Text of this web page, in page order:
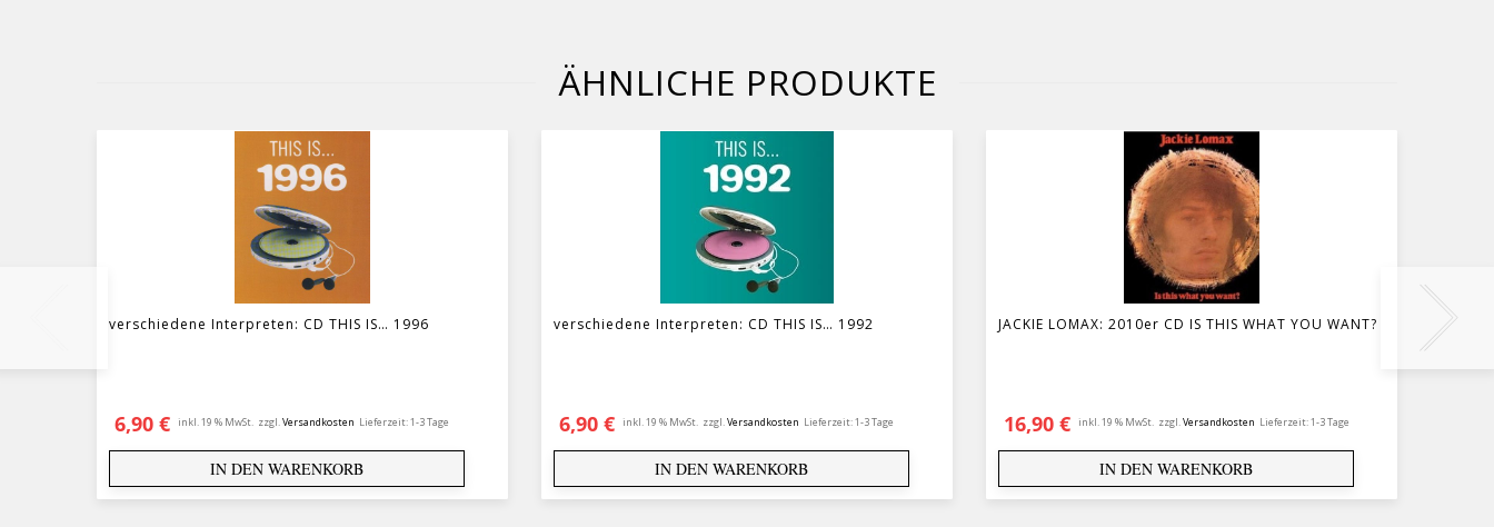
ÄHNLICHE PRODUKTE
verschiedene Interpreten: CD THIS IS… 1996
6,90 € inkl. 19 % MwSt. zzgl.Versandkosten Lieferzeit:1-3 Tage
IN DEN WARENKORB
verschiedene Interpreten: CD THIS IS… 1992
6,90 € inkl. 19 % MwSt. zzgl.Versandkosten Lieferzeit:1-3 Tage
IN DEN WARENKORB
JACKIE LOMAX: 2010er CD IS THIS WHAT YOU WANT?
16,90 € inkl. 19 % MwSt. zzgl.Versandkosten Lieferzeit:1-3 Tage
IN DEN WARENKORB
JONH